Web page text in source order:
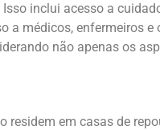
inclui acesso a
médicos, enfermeiros
não apenas os
em casas de